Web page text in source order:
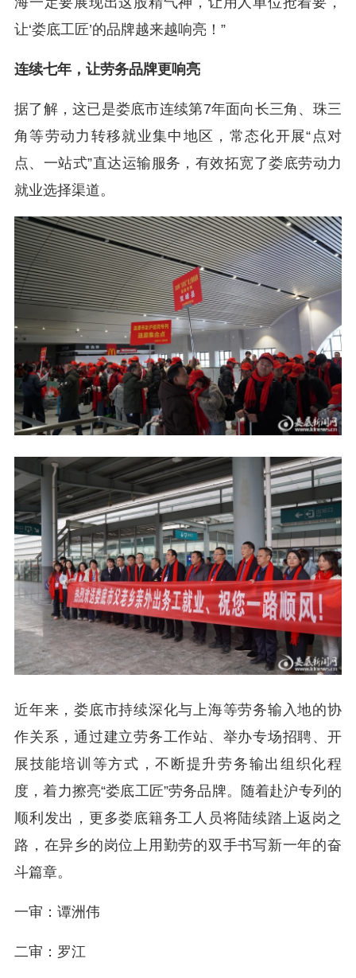
让‘娄底工匠’的品牌越来越响亮！”
连续七年，让劳务品牌更响亮
据了解，这已是娄底市连续第7年面向长三角、珠三
角等劳动力转移就业集中地区，常态化开展“点对
点、一站式”直达运输服务，有效拓宽了娄底劳动力
就业选择渠道。
近年来，娄底市持续深化与上海等劳务输入地的协
作关系，通过建立劳务工作站、举办专场招聘、开
展技能培训等方式，不断提升劳务输出组织化程
度，着力擦亮“娄底工匠”劳务品牌。随着赴沪专列的
顺利发出，更多娄底籍务工人员将陆续踏上返岗之
路，在异乡的岗位上用勤劳的双手书写新一年的奋
斗篇章。
一审：谭洲伟
二审：罗江